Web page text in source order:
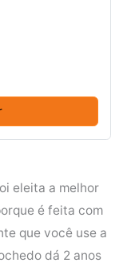
eleita a melhor
é feita com
que você use a
dá 2 anos